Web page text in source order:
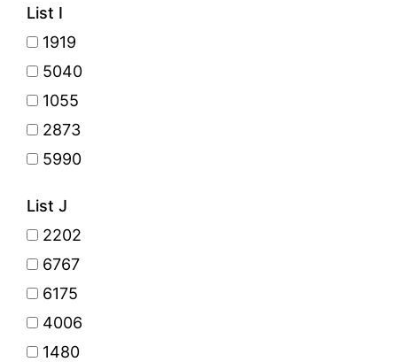
List I
1919
5040
1055
2873
5990
List J
2202
6767
6175
4006
1480